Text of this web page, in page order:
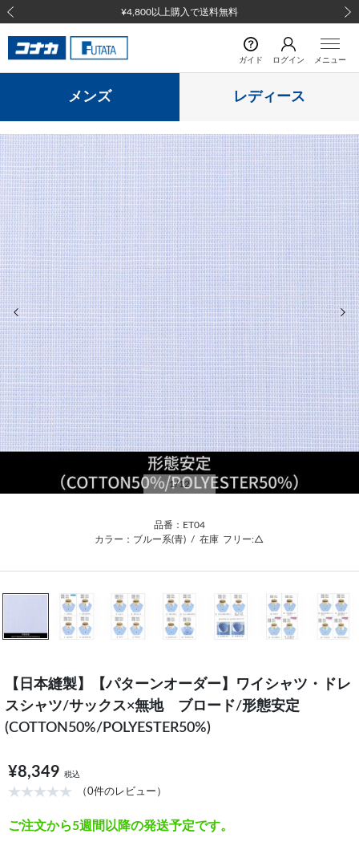
¥4,800以上購入で送料無料
前の画像
ガイド ログイン メニュー
メンズ レディース
前の画像 次
1/12
品番：ET04
カラー：ブルー系(青) / 在庫 フリー:△
【日本縫製】【パターンオーダー】ワイシャツ・ドレ
スシャツ/サックス×無地 ブロード/形態安定
(COTTON50%/POLYESTER50%)
¥8,349 税込
（0件のレビュー）
ご注文から5週間以降の発送予定です。